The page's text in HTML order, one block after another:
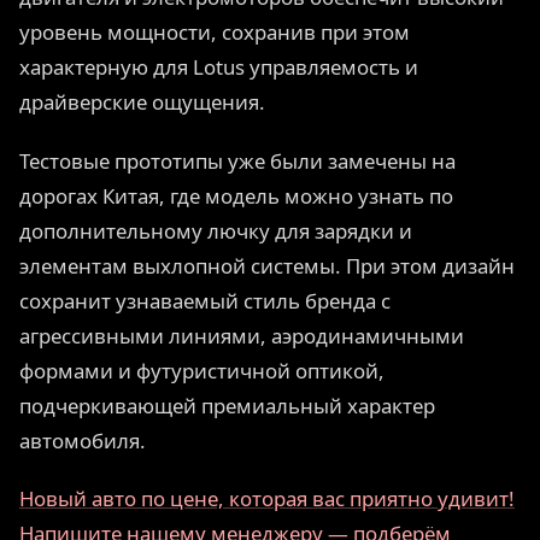
уровень мощности, сохранив при этом
характерную для Lotus управляемость и
драйверские ощущения.
Тестовые прототипы уже были замечены на
дорогах Китая, где модель можно узнать по
дополнительному лючку для зарядки и
элементам выхлопной системы. При этом дизайн
сохранит узнаваемый стиль бренда с
агрессивными линиями, аэродинамичными
формами и футуристичной оптикой,
подчеркивающей премиальный характер
автомобиля.
Новый авто по цене, которая вас приятно удивит!
Напишите нашему менеджеру — подберём